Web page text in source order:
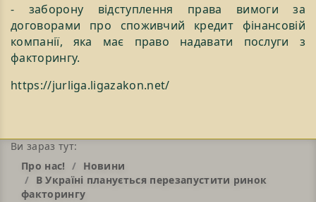
- заборону відступлення права вимоги за
договорами про споживчий кредит фінансовій
компанії, яка має право надавати послуги з
факторингу.
https://jurliga.ligazakon.net/
Ви зараз тут:
Про нас!
Новини
В Україні планується перезапустити ринок
факторингу